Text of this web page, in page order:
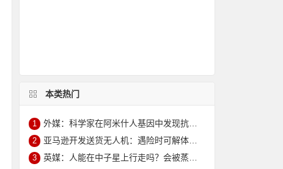
本类热门
1 外媒：科学家在阿米什人基因中发现抗衰老突变 可延寿10年
2 亚马逊开发送货无人机：遇险时可解体坠入安全地
3 英媒：人能在中子星上行走吗？会被蒸发电离